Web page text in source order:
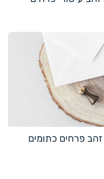
פרחים כתומים